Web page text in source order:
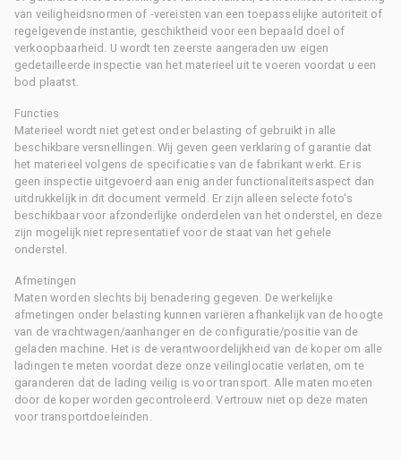
van veiligheidsnormen of -vereisten van een toepasselijke autoriteit of
regelgevende instantie, geschiktheid voor een bepaald doel of
verkoopbaarheid. U wordt ten zeerste aangeraden uw eigen
gedetailleerde inspectie van het materieel uit te voeren voordat u een
bod plaatst.
Functies
Materieel wordt niet getest onder belasting of gebruikt in alle
beschikbare versnellingen. Wij geven geen verklaring of garantie dat
het materieel volgens de specificaties van de fabrikant werkt. Er is
geen inspectie uitgevoerd aan enig ander functionaliteitsaspect dan
uitdrukkelijk in dit document vermeld. Er zijn alleen selecte foto's
beschikbaar voor afzonderlijke onderdelen van het onderstel, en deze
zijn mogelijk niet representatief voor de staat van het gehele
onderstel.
Afmetingen
Maten worden slechts bij benadering gegeven. De werkelijke
afmetingen onder belasting kunnen variëren afhankelijk van de hoogte
van de vrachtwagen/aanhanger en de configuratie/positie van de
geladen machine. Het is de verantwoordelijkheid van de koper om alle
ladingen te meten voordat deze onze veilinglocatie verlaten, om te
garanderen dat de lading veilig is voor transport. Alle maten moeten
door de koper worden gecontroleerd. Vertrouw niet op deze maten
voor transportdoeleinden.